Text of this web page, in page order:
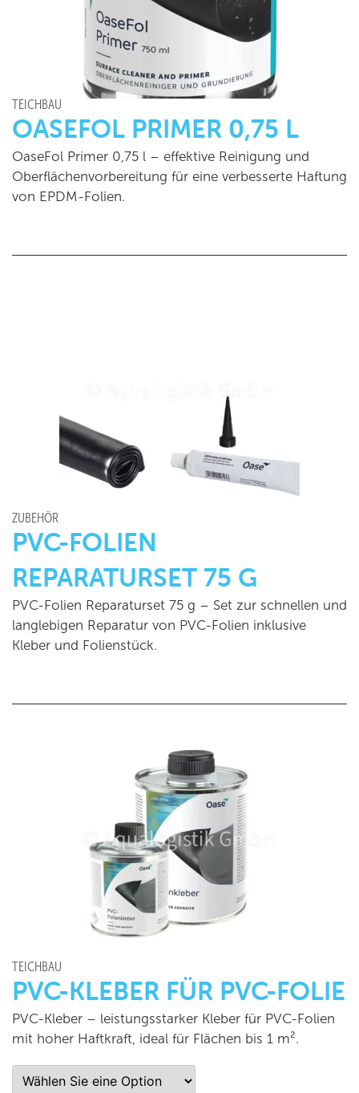
TEICHBAU
OASEFOL PRIMER 0,75 L
OaseFol Primer 0,75 l – effektive Reinigung und
Oberflächenvorbereitung für eine verbesserte Haftung
von EPDM-Folien.
ZUBEHÖR
PVC-FOLIEN
REPARATURSET 75 G
PVC-Folien Reparaturset 75 g – Set zur schnellen und
langlebigen Reparatur von PVC-Folien inklusive
Kleber und Folienstück.
TEICHBAU
PVC-KLEBER FÜR PVC-FOLIE
PVC-Kleber – leistungsstarker Kleber für PVC-Folien
mit hoher Haftkraft, ideal für Flächen bis 1 m².